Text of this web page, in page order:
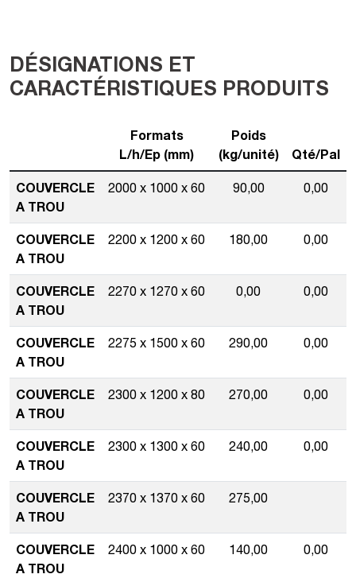
DÉSIGNATIONS ET
CARACTÉRISTIQUES PRODUITS
Formats
L/h/Ep (mm)
Poids
(kg/unité)
Qté/Pal
COUVERCLE
A TROU
2000 x 1000 x 60 90,00 0,00
COUVERCLE
A TROU
2200 x 1200 x 60 180,00 0,00
COUVERCLE
A TROU
2270 x 1270 x 60 0,00 0,00
COUVERCLE
A TROU
2275 x 1500 x 60 290,00 0,00
COUVERCLE
A TROU
2300 x 1200 x 80 270,00 0,00
COUVERCLE
A TROU
2300 x 1300 x 60 240,00 0,00
COUVERCLE
A TROU
2370 x 1370 x 60 275,00
COUVERCLE
A TROU
2400 x 1000 x 60 140,00 0,00